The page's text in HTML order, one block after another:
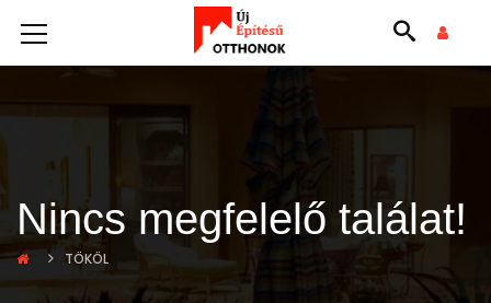
Nincs megfelelő találat!
TÖKÖL